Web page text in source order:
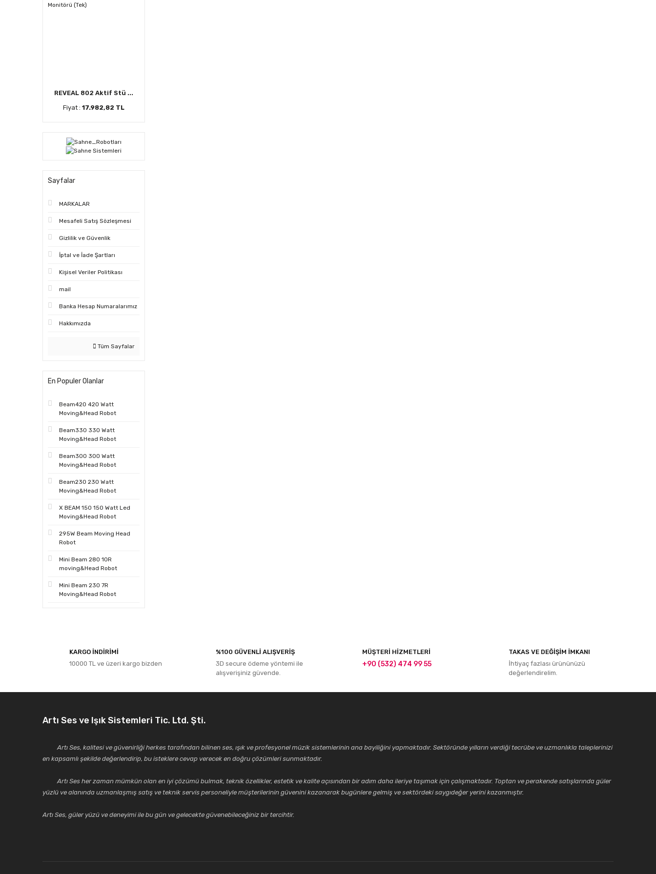
REVEAL 802 Aktif Stü ...
Fiyat : 17.982,82 TL
Sayfalar
MARKALAR
Mesafeli Satış Sözleşmesi
Gizlilik ve Güvenlik
İptal ve İade Şartları
Kişisel Veriler Politikası
mail
Banka Hesap Numaralarımız
Hakkımızda
Tüm Sayfalar
En Populer Olanlar
Beam420 420 Watt
Moving&Head Robot
Beam330 330 Watt
Moving&Head Robot
Beam300 300 Watt
Moving&Head Robot
Beam230 230 Watt
Moving&Head Robot
X BEAM 150 150 Watt Led
Moving&Head Robot
295W Beam Moving Head
Robot
Mini Beam 280 10R
moving&Head Robot
Mini Beam 230 7R
Moving&Head Robot
KARGO İNDİRİMİ
10000 TL ve üzeri kargo bizden
%100 GÜVENLİ ALIŞVERİŞ
3D secure ödeme yöntemi ile
alışverişiniz güvende.
MÜŞTERİ HİZMETLERİ
+90 (532) 474 99 55
TAKAS VE DEĞİŞİM İMKANI
İhtiyaç fazlası ürününüzü
değerlendirelim.
Artı Ses ve Işık Sistemleri Tic. Ltd. Şti.
Artı Ses, kalitesi ve güvenirliği herkes tarafından bilinen ses, ışık ve profesyonel müzik sistemlerinin ana bayiliğini yapmaktadır. Sektöründe yılların verdiği tecrübe ve uzmanlıkla taleplerinizi
en kapsamlı şekilde değerlendirip, bu isteklere cevap verecek en doğru çözümleri sunmaktadır.
Artı Ses her zaman mümkün olan en iyi çözümü bulmak, teknik özellikler, estetik ve kalite açısından bir adım daha ileriye taşımak için çalışmaktadır. Toptan ve perakende satışlarında güler
yüzlü ve alanında uzmanlaşmış satış ve teknik servis personeliyle müşterilerinin güvenini kazanarak bugünlere gelmiş ve sektördeki saygıdeğer yerini kazanmıştır.
Artı Ses, güler yüzü ve deneyimi ile bu gün ve gelecekte güvenebileceğiniz bir tercihtir.